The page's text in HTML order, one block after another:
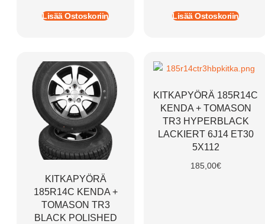
Lisää Ostoskoriin Lisää Ostoskoriin
KITKAPYÖRÄ
185R14C KENDA +
TOMASON TR3
BLACK POLISHED
KITKAPYÖRÄ 185R14C
KENDA + TOMASON
TR3 HYPERBLACK
LACKIERT 6J14 ET30
5X112
185,00€